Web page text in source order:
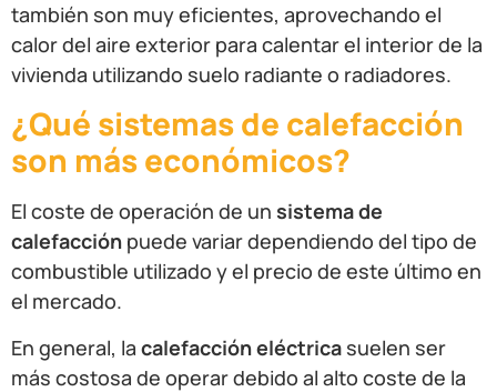
también son muy eficientes, aprovechando el
calor del aire exterior para calentar el interior de la
vivienda utilizando suelo radiante o radiadores.
¿Qué sistemas de calefacción
son más económicos?
El coste de operación de un sistema de
calefacción puede variar dependiendo del tipo de
combustible utilizado y el precio de este último en
el mercado.
En general, la calefacción eléctrica suelen ser
más costosa de operar debido al alto coste de la